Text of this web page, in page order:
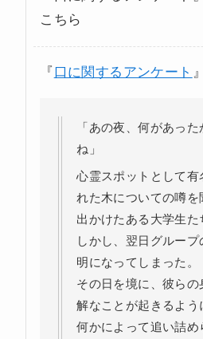
こちら
『 口に関するアンケート 』
「あの夜、何があっ
ね」
心霊スポットとして有
れた木についての噂を
出かけたある大学生た
しかし、翌日グルー
明になってしまった。
その日を境に、彼ら
解なことが起きるよう
何かによって追い詰め